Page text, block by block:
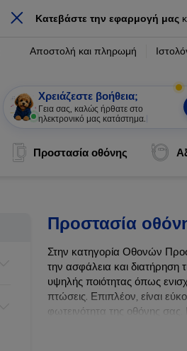
× Κατεβάστε την εφαρμογή μας
Αποστολή και πληρωμή
Χρειάζεστε βοήθεια;
Γεια σας, καλώς ήρθατε στο
ηλεκτρονικό μας κατάστημα.
Προστασία οθόνης
Προστασία
Στην κατηγορία Οθονών
την ασφάλεια και
υψηλής ποιότητας όπως
πτώσεις. Επιπλέον, είναι
φωτεινότητα της οθόνης σας.